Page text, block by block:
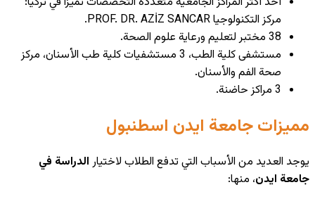
مركز التكنولوجيا PROF. DR. AZİZ SANCAR.
38 مختبر لتعليم ورعاية علوم الصحة.
مستشفى كلية الطب، 3 مستشفيات كلية طب الأسنان، مركز
صحة الفم والأسنان.
3 مراكز حاضنة.
مميزات جامعة ايدن اسطنبول
يوجد العديد من الأسباب التي تدفع الطلاب لاختيار الدراسة في
جامعة ايدن، منها: